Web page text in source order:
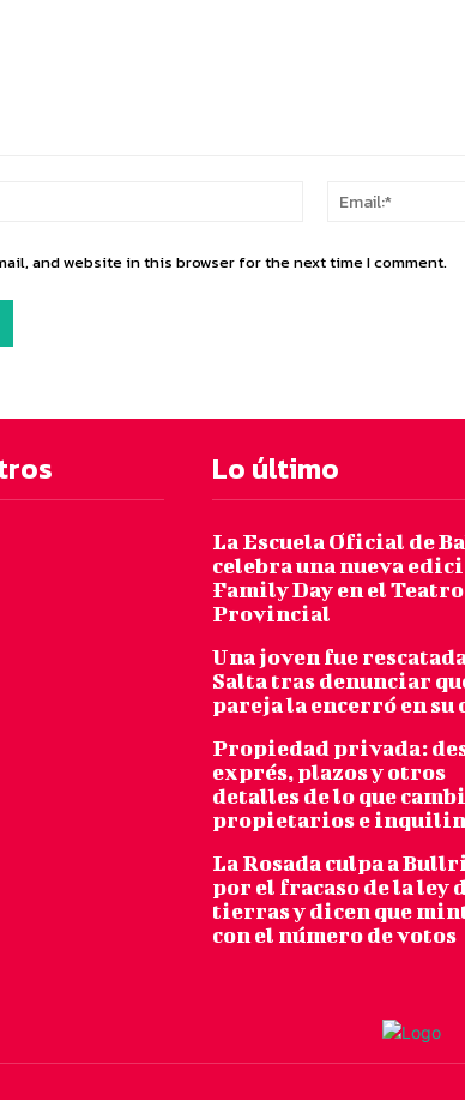
Name:*
and website in this browser for the next time I comment.
Lo último
La Escuela Oficial de
celebra una nueva
Family Day en el Teatro
Provincial
Una joven fue
Salta tras denunciar
pareja la encerró en su
Propiedad privada:
exprés, plazos y otros
detalles de lo que
propietarios e
La Rosada culpa a
por el fracaso de la ley
tierras y dicen que
con el número de votos